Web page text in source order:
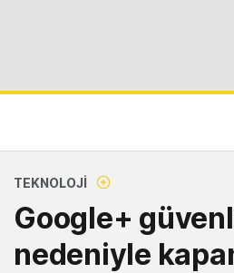
TEKNOLOJI
Google+
nedeniyle